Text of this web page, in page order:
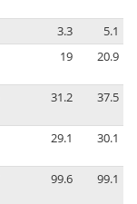
3.3
5.1
19 20.9
31.2 37.5
29.1 30.1
99.6 99.1